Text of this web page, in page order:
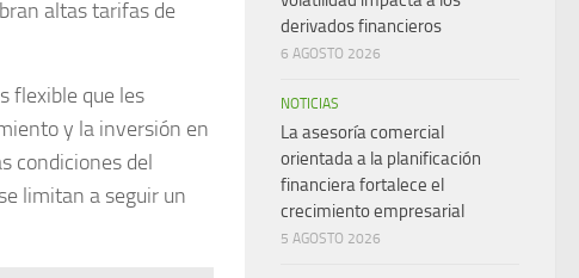
altas tarifas de
flexible que les
y la inversión en
condiciones del
limitan a seguir un
derivados financieros
6 AGOSTO 2026
NOTICIAS
La asesoría comercial
orientada a la planificación
financiera fortalece el
crecimiento empresarial
5 AGOSTO 2026